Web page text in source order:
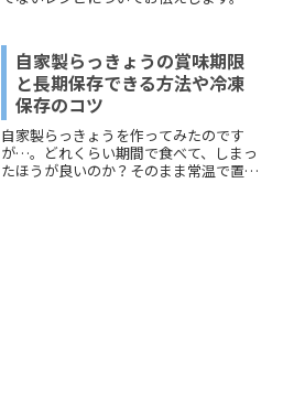
がまったく異なります。茹でるレシピと
茹でないレシピの差は、漬けておく時間
の長さと新生姜の食感でしょう。茹でる
と新生姜が水分を吸うことになるので、
茹でないで甘酢漬けにした新生姜のほう
がおいしいという人もいます。保存期間
についても、さまざま。レシピでは、お
おまかな目安で紹介されています。それ
自家製らっきょうの賞味期限
と長期保存できる方法や冷凍
保存のコツ
自家製らっきょうを作ってみたのです
が…。どれくらい期間で食べて、しまっ
たほうが良いのか？そのまま常温で置い